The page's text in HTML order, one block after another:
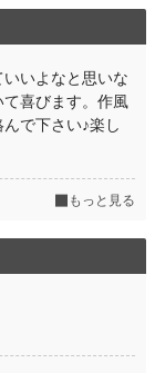
いよなと思いな
喜びます。作風
で下さい♪楽し
もっと見る